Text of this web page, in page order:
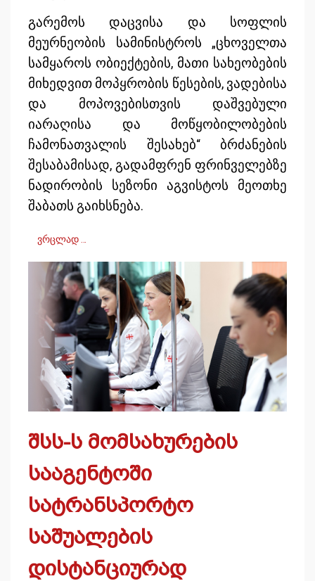
გარემოს დაცვისა და სოფლის
მეურნეობის სამინისტროს „ცხოველთა
სამყაროს ობიექტების, მათი სახეობების
მიხედვით მოპყრობის წესების, ვადებისა
და მოპოვებისთვის დაშვებული
იარაღისა და მოწყობილობების
ჩამონათვალის შესახებ“ ბრძანების
შესაბამისად, გადამფრენ ფრინველებზე
ნადირობის სეზონი აგვისტოს მეოთხე
შაბათს გაიხსნება.
ვრცლად …
შსს-ს მომსახურების
სააგენტოში
სატრანსპორტო
საშუალების
დისტანციურად